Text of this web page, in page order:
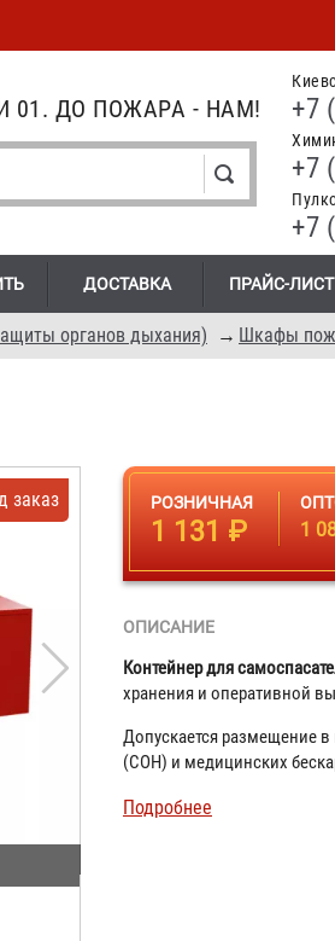
+7
+7
+7
01. ДО ПОЖАРА - НАМ!
ДОСТАВКА ПРАЙС-ЛИСТ
органов дыхания) → Шкафы
заказ РОЗНИЧНАЯ
1 131 ₽ 1
ОПИСАНИЕ
Контейнер для
хранения и оперативной
Допускается размещение
(СОН) и медицинских
Подробнее